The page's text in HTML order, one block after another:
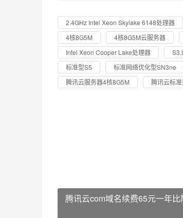
2.4GHz Intel Xeon Skylake 6148处理器
4核8G5M
4核8G5M云服务器
Intel Xeon Cooper Lake处理器
标准型S5
标准网络优化型SN3ne
腾讯云服务器4核8G5M
腾讯云标
腾讯云com域名续费65元一年比